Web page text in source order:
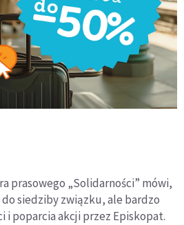
prasowego „Solidarności” mówi,
siedziby związku, ale bardzo
i poparcia akcji przez Episkopat.